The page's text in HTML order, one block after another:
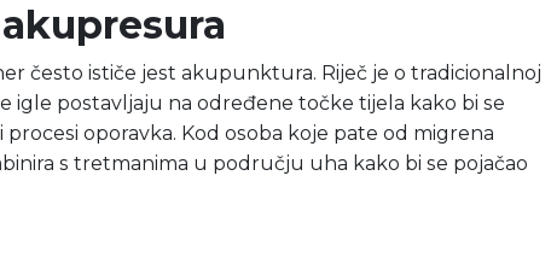
često ističe jest akupunktura. Riječ je o tradicionalnoj
igle postavljaju na određene točke tijela kako bi se
oporavka. Kod osoba koje pate od migrena
s tretmanima u području uha kako bi se pojačao